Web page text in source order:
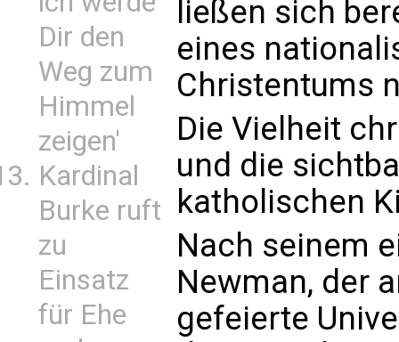
Dir den
Weg zum
Himmel
zeigen'
Kardinal
Burke ruft
zu
Einsatz
für Ehe
ließen sich
eines
Christentums
Die Vielheit
und die
katholischen
Nach seinem
Newman, der
gefeierte